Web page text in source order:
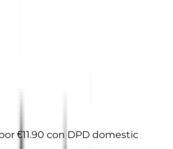
€11.90 con DPD domestic